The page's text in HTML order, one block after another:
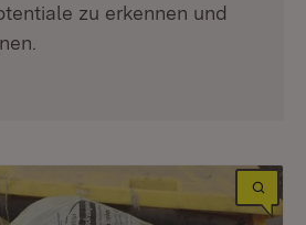
zu erkennen und